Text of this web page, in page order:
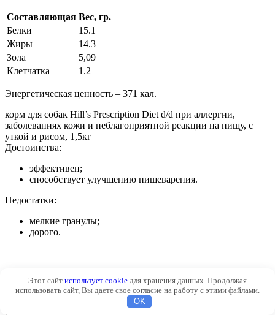
Составляющая Вес, гр.
Белки
15.1
Жиры
14.3
Зола
5,09
Клетчатка
1.2
Энергетическая ценность – 371 кал.
корм для собак Нill’s Prescription Diet d/d при аллергии,
заболеваниях кожи и неблагоприятной реакции на пищу, с
уткой и рисом, 1,5кг
Достоинства:
эффективен;
способствует улучшению пищеварения.
Недостатки:
мелкие гранулы;
дорого.
Аллергия у щенков
Редко встречается ранее 6 месяцев. Учитывая возраст, лечение
Этот сайт использует cookie для хранения данных. Продолжая
использовать сайт, Вы даете свое согласие на работу с этими файлами.
OK